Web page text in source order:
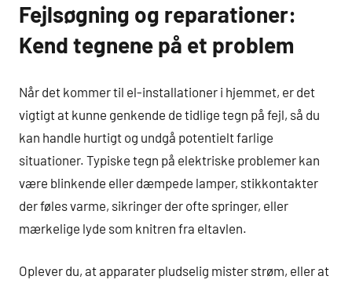
Fejlsøgning og reparationer:
Kend tegnene på et problem
Når det kommer til el-installationer i hjemmet, er det
vigtigt at kunne genkende de tidlige tegn på fejl, så du
kan handle hurtigt og undgå potentielt farlige
situationer. Typiske tegn på elektriske problemer kan
være blinkende eller dæmpede lamper, stikkontakter
der føles varme, sikringer der ofte springer, eller
mærkelige lyde som knitren fra eltavlen.
Oplever du, at apparater pludselig mister strøm, eller at